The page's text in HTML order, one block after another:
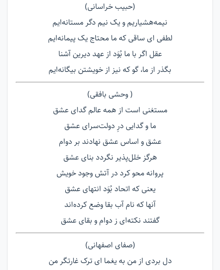
(حبیب خراسانی)
نیمه‌هشیاریم و یک نیم دگر مستانه‌ایم
لطفی ای ساقی که ما محتاج یک پیمانه‌ایم
عقل اگر با ما بُوَد از عهد دیرین آشنا
بگذر از ما، گو که نیز از خویشتن بیگانه‌ایم
( وحشی بافقی)
مستغنی است از همه عالم گدای عشق
ما و گدایی درِ دولت‌سرای عشق
عشق و اساس عشق نهادند بر دوام
هرگز خلل‌پذیر نگردد بنای عشق
پروانه محو کرد در آتش وجود خویش
یعنی که اتحاد بُوَد انتهای عشق
آنها که نام آب بقا وضع کرده‌اند
گفتند نکته‌ای ز دوام و بقای عشق
(صفای اصفهانی)
دل بردی از من به یغما ای ترک غارتگر من